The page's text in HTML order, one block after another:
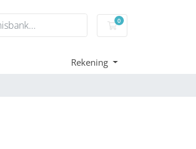
0
Winkelwagen
Rekening